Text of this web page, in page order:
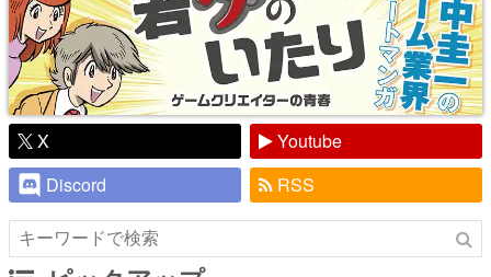
X
Youtube
Discord
RSS